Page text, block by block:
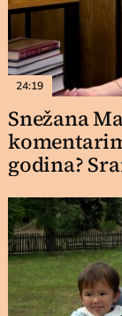
24:19
Snežana
godina?